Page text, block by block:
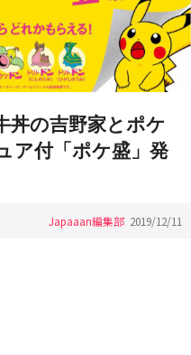
の吉野家とポケ
ア付「ポケ盛」発
Japaaan編集部 2019/12/11